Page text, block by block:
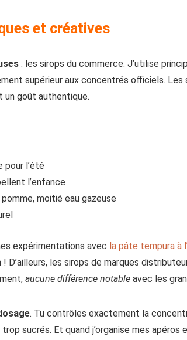
et créatives
: les sirops du commerce. J’utilise
supérieur aux concentrés officiels.
goût authentique.
pour l’été
l’enfance
moitié eau gazeuse
expérimentations avec la pâte tempura à
D’ailleurs, les sirops de marques
aucune différence notable avec les
. Tu contrôles exactement la
sucrés. Et quand j’organise mes apéros